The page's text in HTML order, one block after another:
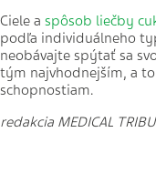
Ciele a spôsob liečby
podľa individuálneho
neobávajte spýtať sa
tým najvhodnejším, a
schopnostiam.
redakcia MEDICAL